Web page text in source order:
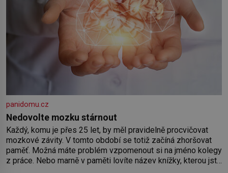
panidomu.cz
Nedovolte mozku stárnout
Každý, komu je přes 25 let, by měl pravidelně procvičovat
mozkové závity. V tomto období se totiž začíná zhoršovat
paměť. Možná máte problém vzpomenout si na jméno kolegy
z práce. Nebo marně v paměti lovíte název knížky, kterou jste